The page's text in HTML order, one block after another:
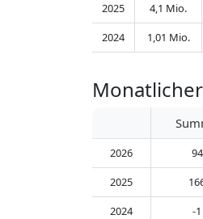
2025
4,1 Mio.
2024
1,01 Mio.
2026 94
2025
2024
-1